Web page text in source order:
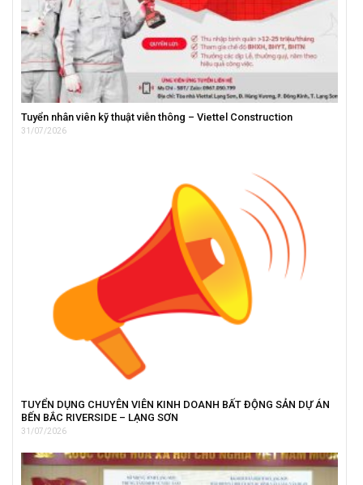
Tuyển nhân viên kỹ thuật viễn thông – Viettel Construction
31/07/2026
TUYỂN DỤNG CHUYÊN VIÊN KINH DOANH BẤT ĐỘNG SẢN DỰ ÁN
BẾN BẮC RIVERSIDE – LẠNG SƠN
31/07/2026